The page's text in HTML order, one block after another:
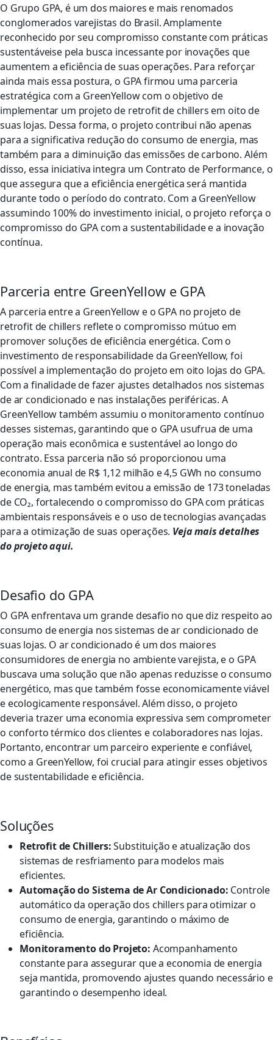
O Grupo GPA, é um dos maiores e mais renomados
conglomerados varejistas do Brasil. Amplamente
reconhecido por seu compromisso constante com práticas
sustentáveise pela busca incessante por inovações que
aumentem a eficiência de suas operações. Para reforçar
ainda mais essa postura, o GPA firmou uma parceria
estratégica com a GreenYellow com o objetivo de
implementar um projeto de retrofit de chillers em oito de
suas lojas. Dessa forma, o projeto contribui não apenas
para a significativa redução do consumo de energia, mas
também para a diminuição das emissões de carbono. Além
disso, essa iniciativa integra um Contrato de Performance, o
que assegura que a eficiência energética será mantida
durante todo o período do contrato. Com a GreenYellow
assumindo 100% do investimento inicial, o projeto reforça o
compromisso do GPA com a sustentabilidade e a inovação
contínua.
Parceria entre GreenYellow e GPA
A parceria entre a GreenYellow e o GPA no projeto de
retrofit de chillers reflete o compromisso mútuo em
promover soluções de eficiência energética. Com o
investimento de responsabilidade da GreenYellow, foi
possível a implementação do projeto em oito lojas do GPA.
Com a finalidade de fazer ajustes detalhados nos sistemas
de ar condicionado e nas instalações periféricas. A
GreenYellow também assumiu o monitoramento contínuo
desses sistemas, garantindo que o GPA usufrua de uma
operação mais econômica e sustentável ao longo do
contrato. Essa parceria não só proporcionou uma
economia anual de R$ 1,12 milhão e 4,5 GWh no consumo
de energia, mas também evitou a emissão de 173 toneladas
de CO₂, fortalecendo o compromisso do GPA com práticas
ambientais responsáveis e o uso de tecnologias avançadas
para a otimização de suas operações. Veja mais detalhes
do projeto aqui.
Desafio do GPA
O GPA enfrentava um grande desafio no que diz respeito ao
consumo de energia nos sistemas de ar condicionado de
suas lojas. O ar condicionado é um dos maiores
consumidores de energia no ambiente varejista, e o GPA
buscava uma solução que não apenas reduzisse o consumo
energético, mas que também fosse economicamente viável
e ecologicamente responsável. Além disso, o projeto
deveria trazer uma economia expressiva sem comprometer
o conforto térmico dos clientes e colaboradores nas lojas.
Portanto, encontrar um parceiro experiente e confiável,
como a GreenYellow, foi crucial para atingir esses objetivos
de sustentabilidade e eficiência.
Soluções
Retrofit de Chillers:Substituição e atualização dos
sistemas de resfriamento para modelos mais
eficientes.
Automação do Sistema de Ar Condicionado: Controle
automático da operação dos chillers para otimizar o
consumo de energia, garantindo o máximo de
eficiência.
Monitoramento do Projeto: Acompanhamento
constante para assegurar que a economia de energia
seja mantida, promovendo ajustes quando necessário e
garantindo o desempenho ideal.